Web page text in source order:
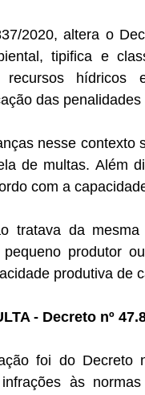
2020, altera o
tipifica e
hídricos
das
nesse contexto
de multas. Além
com a
tratava da
pequeno produtor
produtiva de
- Decreto nº
foi do Decreto
às